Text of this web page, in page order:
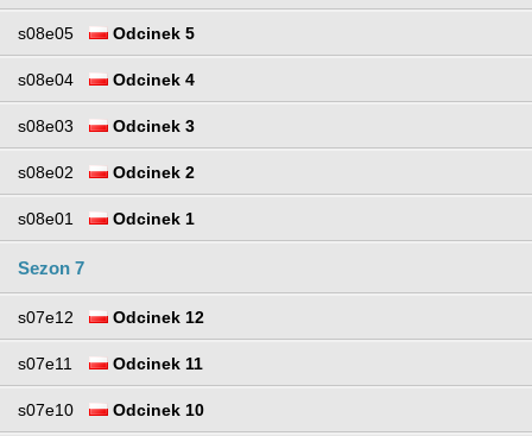
s08e05 Odcinek 5
s08e04 Odcinek 4
s08e03 Odcinek 3
s08e02 Odcinek 2
s08e01 Odcinek 1
Sezon 7
s07e12 Odcinek 12
s07e11 Odcinek 11
s07e10 Odcinek 10